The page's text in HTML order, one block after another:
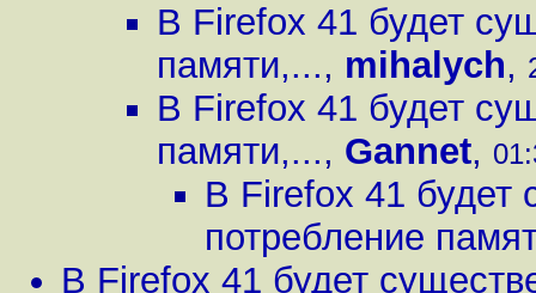
В Firefox 41 будет
памяти,..., mihalych,
В Firefox 41 будет
памяти,..., Gannet,
В Firefox 41 будет
потребление
В Firefox 41 будет